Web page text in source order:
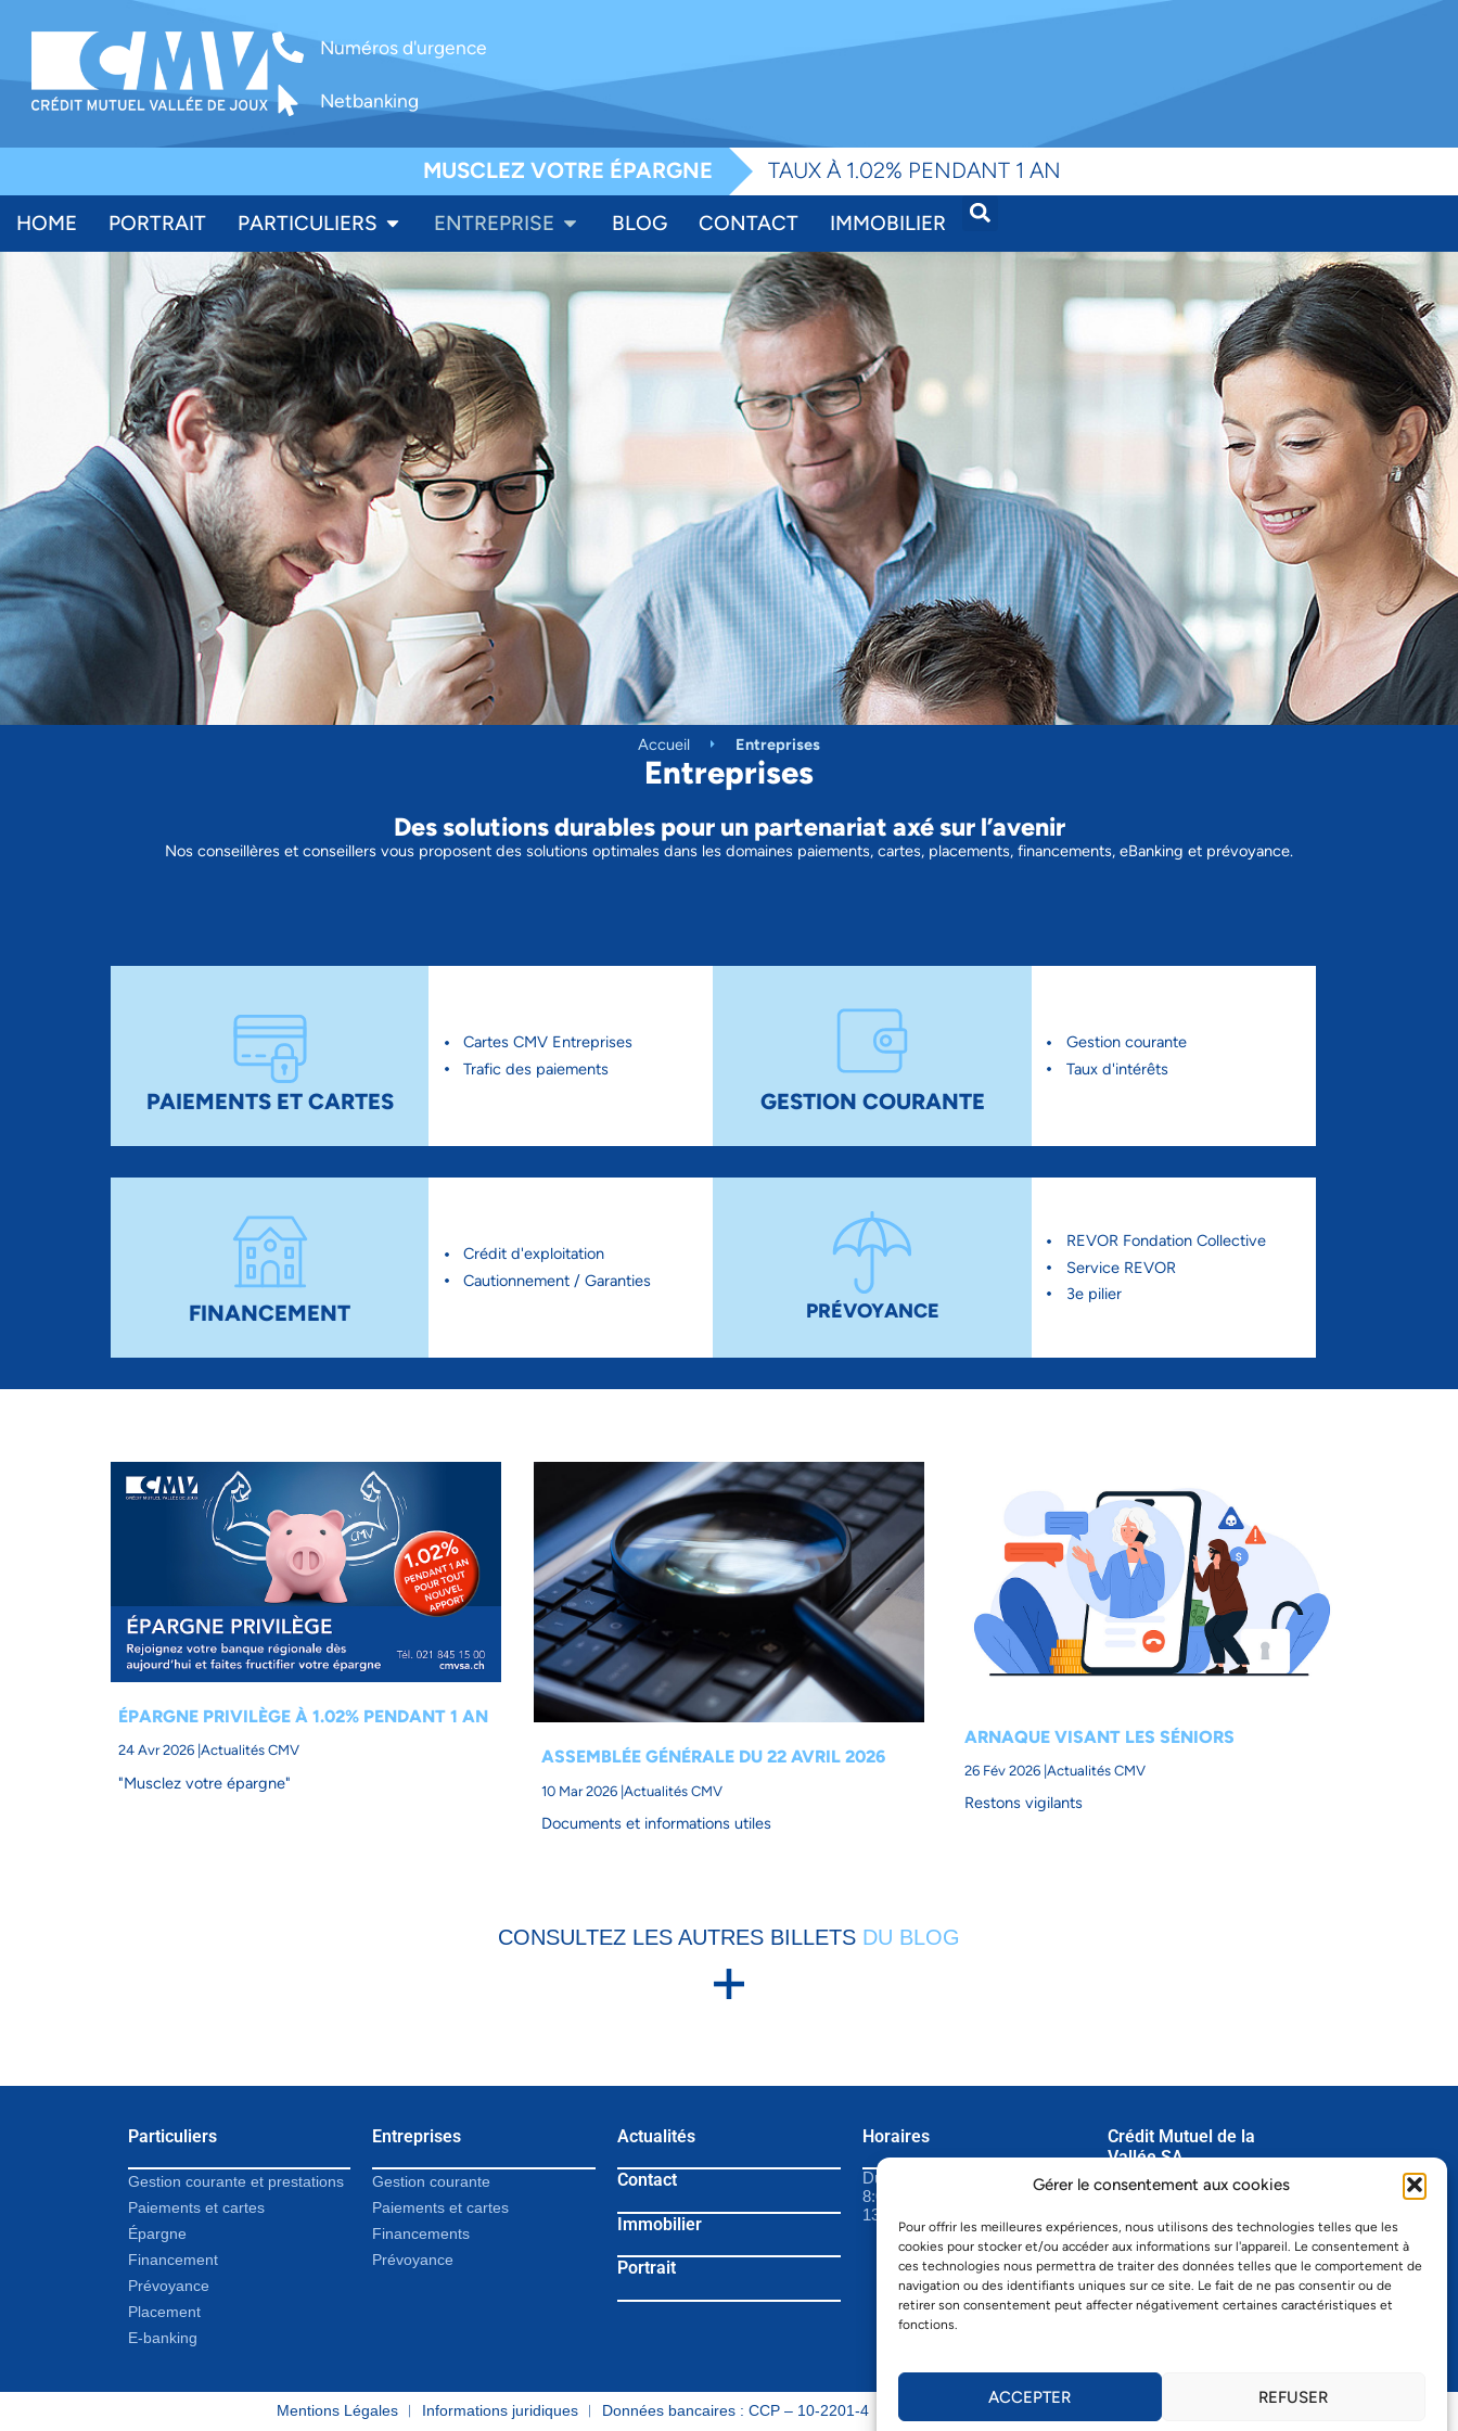
Gérer le consentement aux cookies
Pour offrir les meilleures expériences, nous utilisons des technologies telles que les
cookies pour stocker et/ou accéder aux informations sur l'appareil. Le consentement à
ces technologies nous permettra de traiter des données telles que le comportement de
navigation ou des identifiants uniques sur ce site. Le fait de ne pas consentir ou de
retirer son consentement peut affecter négativement certaines caractéristiques et
fonctions.
ACCEPTER REFUSER
Numéros d'urgence
Netbanking
MUSCLEZ VOTRE ÉPARGNE TAUX À 1.02% PENDANT 1 AN
HOME PORTRAIT PARTICULIERS ENTREPRISE BLOG CONTACT IMMOBILIER
Accueil Entreprises
Entreprises
Des solutions durables pour un partenariat axé sur l’avenir
Nos conseillères et conseillers vous proposent des solutions optimales dans les domaines paiements, cartes, placements, financements, eBanking et prévoyance.
PAIEMENTS ET CARTES
Cartes CMV Entreprises
Trafic des paiements
GESTION COURANTE
Gestion courante
Taux d'intérêts
FINANCEMENT
Crédit d'exploitation
Cautionnement / Garanties
PRÉVOYANCE
REVOR Fondation Collective
Service REVOR
3e pilier
ÉPARGNE PRIVILÈGE À 1.02% PENDANT 1 AN
24 Avr 2026 |Actualités CMV
"Musclez votre épargne"
ASSEMBLÉE GÉNÉRALE DU 22 AVRIL 2026
10 Mar 2026 |Actualités CMV
Documents et informations utiles
ARNAQUE VISANT LES SÉNIORS
26 Fév 2026 |Actualités CMV
Restons vigilants
CONSULTEZ LES AUTRES BILLETS DU BLOG
Particuliers
Gestion courante et prestations
Paiements et cartes
Épargne
Financement
Prévoyance
Placement
E-banking
Entreprises
Gestion courante
Paiements et cartes
Financements
Prévoyance
Actualités
Contact
Immobilier
Portrait
Horaires
Du lundi au vendredi
8:00 – 12:00
13:45 – 17:00
Crédit Mutuel de la
Vallée SA
Grand-Rue 22
Tél.021 845 15 00
Fax 021 845 15 01
info@cmvsa.ch
Mentions Légales Informations juridiques ︱ Données bancaires : CCP – 10-2201-4 ︱ Clearing – 6180 ︱ Swift – RBABCH22180